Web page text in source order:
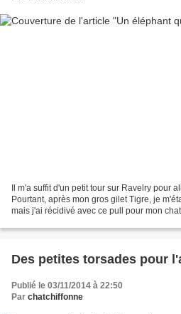
Il m'a suffit d'un petit tour sur Ravelry pour
Pourtant, après mon gros gilet Tigre, je
mais j'ai récidivé avec ce pull pour mon
Des petites torsades pour
Publié le 03/11/2014 à 22:50
Par chatchiffonne